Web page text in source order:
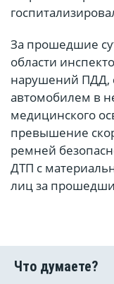
За прошедшие
области
нарушений ПДД,
автомобилем в
медицинского
превышение
ремней
ДТП с
лиц за